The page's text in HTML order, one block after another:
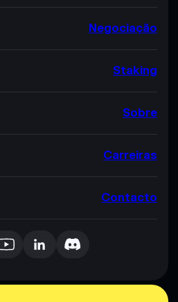
Negociação
Staking
Sobre
Carreiras
Contacto